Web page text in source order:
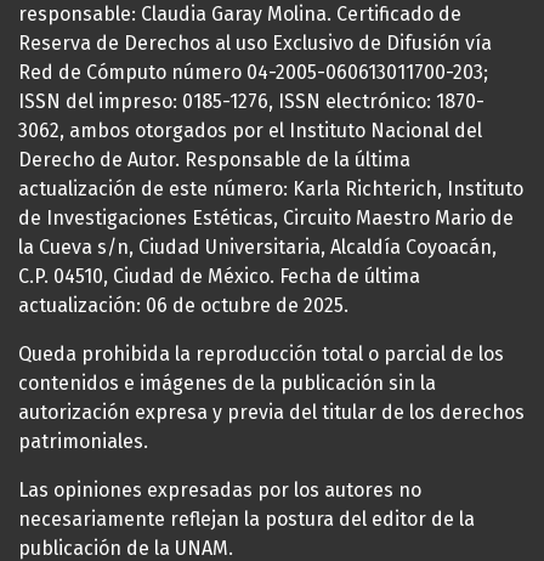
responsable: Claudia Garay Molina. Certificado de
Reserva de Derechos al uso Exclusivo de Difusión vía
Red de Cómputo número 04-2005-060613011700-203;
ISSN del impreso: 0185-1276, ISSN electrónico: 1870-
3062, ambos otorgados por el Instituto Nacional del
Derecho de Autor. Responsable de la última
actualización de este número: Karla Richterich, Instituto
de Investigaciones Estéticas, Circuito Maestro Mario de
la Cueva s/n, Ciudad Universitaria, Alcaldía Coyoacán,
C.P. 04510, Ciudad de México. Fecha de última
actualización: 06 de octubre de 2025.
Queda prohibida la reproducción total o parcial de los
contenidos e imágenes de la publicación sin la
autorización expresa y previa del titular de los derechos
patrimoniales.
Las opiniones expresadas por los autores no
necesariamente reflejan la postura del editor de la
publicación de la UNAM.